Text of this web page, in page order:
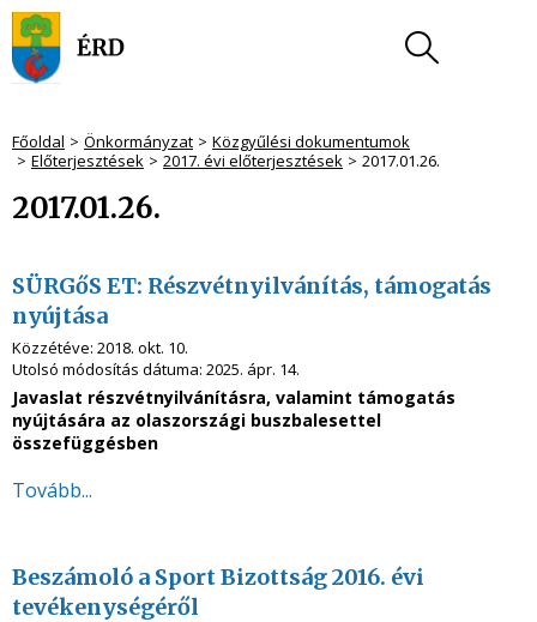
Főoldal Önkormányzat
Közgyűlési dokumentumok
Előterjesztések
2017. évi előterjesztések 2017.01.26.
2017.01.26.
SÜRGőS ET: Részvétnyilvánítás, támogatás
nyújtása
Közzétéve: 2018. okt. 10.
Utolsó módosítás dátuma: 2025. ápr. 14.
Javaslat részvétnyilvánításra, valamint támogatás
nyújtására az olaszországi buszbalesettel
összefüggésben
Tovább...
Beszámoló a Sport Bizottság 2016. évi
tevékenységéről